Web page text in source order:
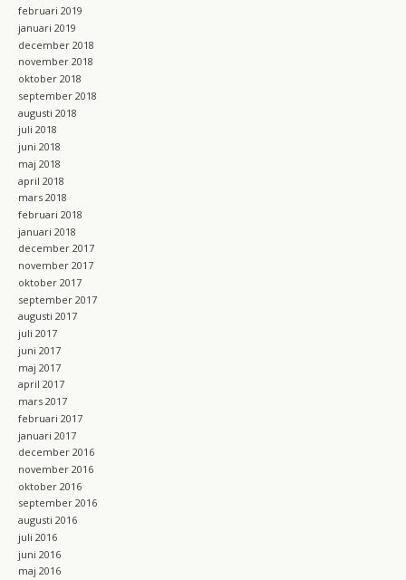
februari 2019
januari 2019
december 2018
november 2018
oktober 2018
september 2018
augusti 2018
juli 2018
juni 2018
maj 2018
april 2018
mars 2018
februari 2018
januari 2018
december 2017
november 2017
oktober 2017
september 2017
augusti 2017
juli 2017
juni 2017
maj 2017
april 2017
mars 2017
februari 2017
januari 2017
december 2016
november 2016
oktober 2016
september 2016
augusti 2016
juli 2016
juni 2016
maj 2016